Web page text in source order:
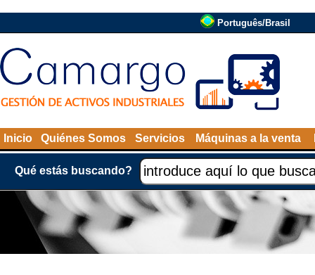
Português/Brasil
Inicio Quiénes Somos Servicios Máquinas a la venta
Qué estás buscando?